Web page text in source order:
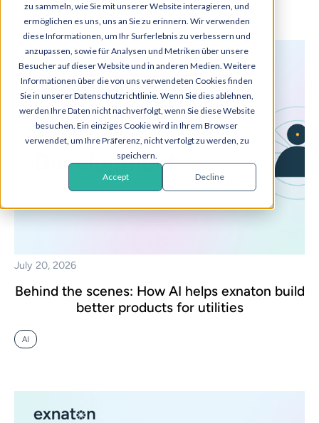
zu sammeln, wie Sie mit unserer Website interagieren, und
ermöglichen es uns, uns an Sie zu erinnern. Wir verwenden
diese Informationen, um Ihr Surferlebnis zu verbessern und
anzupassen, sowie für Analysen und Metriken über unsere
Besucher auf dieser Website und in anderen Medien. Weitere
Informationen über die von uns verwendeten Cookies finden
Sie in unserer Datenschutzrichtlinie. Wenn Sie dies ablehnen,
werden Ihre Daten nicht nachverfolgt, wenn Sie diese Website
besuchen. Ein einziges Cookie wird in Ihrem Browser
verwendet, um Ihre Präferenz, nicht verfolgt zu werden, zu
speichern.
Accept Decline
Dynamic tariffs HEMS News Events Product updates
July 20, 2026
Behind the scenes: How AI helps exnaton build
better products for utilities
AI